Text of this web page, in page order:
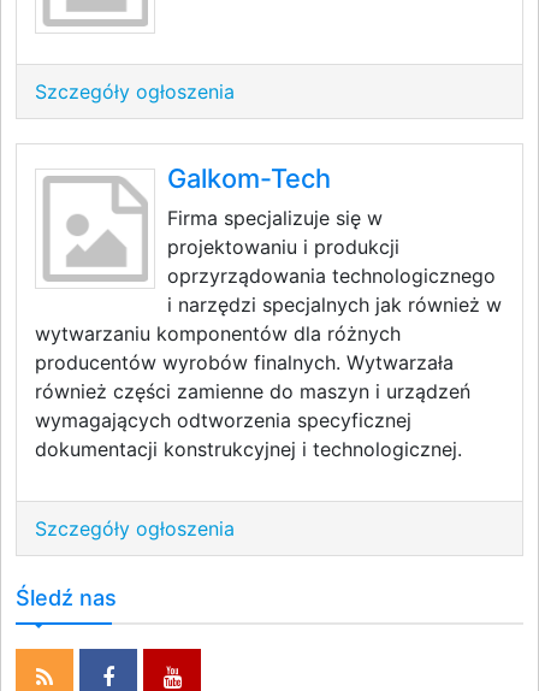
Szczegóły ogłoszenia
Galkom-Tech
Firma specjalizuje się w
projektowaniu i produkcji
oprzyrządowania technologicznego
i narzędzi specjalnych jak również w
wytwarzaniu komponentów dla różnych
producentów wyrobów finalnych. Wytwarzała
również części zamienne do maszyn i urządzeń
wymagających odtworzenia specyficznej
dokumentacji konstrukcyjnej i technologicznej.
Szczegóły ogłoszenia
Śledź nas